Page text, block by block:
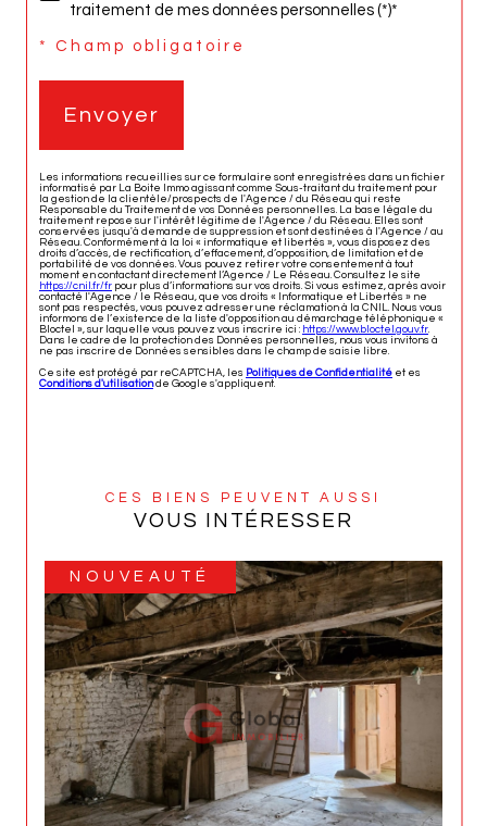
traitement de mes données personnelles (*)*
* Champ obligatoire
Envoyer
Les informations recueillies sur ce formulaire sont enregistrées dans un fichier
informatisé par La Boite Immo agissant comme Sous-traitant du traitement pour
la gestion de la clientèle/prospects de l'Agence / du Réseau qui reste
Responsable du Traitement de vos Données personnelles. La base légale du
traitement repose sur l'intérêt légitime de l'Agence / du Réseau. Elles sont
conservées jusqu'à demande de suppression et sont destinées à l'Agence / au
Réseau. Conformément à la loi « informatique et libertés », vous disposez des
droits d’accès, de rectification, d’effacement, d’opposition, de limitation et de
portabilité de vos données. Vous pouvez retirer votre consentement à tout
moment en contactant directement l’Agence / Le Réseau. Consultez le site
https://cnil.fr/fr pour plus d’informations sur vos droits. Si vous estimez, après avoir
contacté l'Agence / le Réseau, que vos droits « Informatique et Libertés » ne
sont pas respectés, vous pouvez adresser une réclamation à la CNIL. Nous vous
informons de l’existence de la liste d'opposition au démarchage téléphonique «
Bloctel », sur laquelle vous pouvez vous inscrire ici : https://www.bloctel.gouv.fr
Dans le cadre de la protection des Données personnelles, nous vous invitons à
ne pas inscrire de Données sensibles dans le champ de saisie libre.
Ce site est protégé par reCAPTCHA, les Politiques de Confidentialité et es
Conditions d'utilisationde Google s'appliquent.
CES BIENS PEUVENT AUSSI
VOUS INTÉRESSER
NOUVEAUTÉ